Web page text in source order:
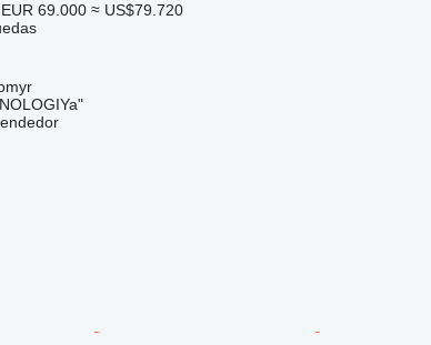
EUR 69.000 ≈ US$79.720